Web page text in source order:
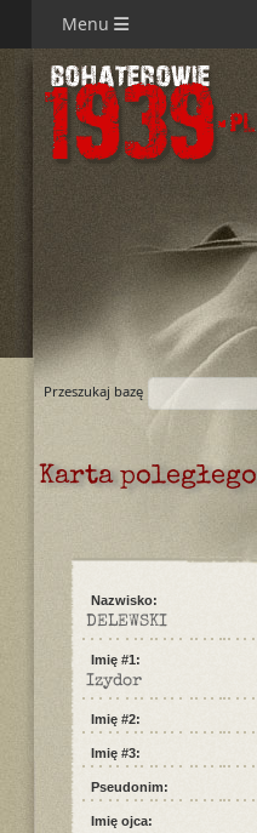
Menu
Przeszukaj bazę
Karta poległego
Nazwisko:
DELEWSKI
Imię #1:
Izydor
Imię #2:
Imię #3:
Pseudonim:
Imię ojca: